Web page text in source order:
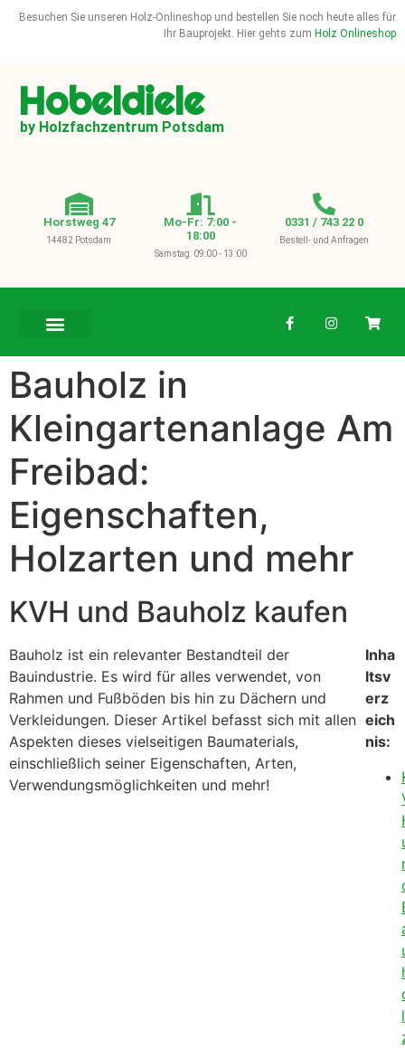
Besuchen Sie unseren Holz-Onlineshop und bestellen Sie noch heute alles für
Ihr Bauprojekt. Hier gehts zum Holz Onlineshop
Hobeldiele
by Holzfachzentrum Potsdam
Horstweg 47
14482 Potsdam
Mo-Fr: 7:00 -
18:00
Samstag: 09:00 - 13:00
0331 / 743 22 0
Bestell- und Anfragen
Bauholz in
Kleingartenanlage Am
Freibad:
Eigenschaften,
Holzarten und mehr
KVH und Bauholz kaufen
Bauholz ist ein relevanter Bestandteil der
Bauindustrie. Es wird für alles verwendet, von
Rahmen und Fußböden bis hin zu Dächern und
Verkleidungen. Dieser Artikel befasst sich mit allen
Aspekten dieses vielseitigen Baumaterials,
einschließlich seiner Eigenschaften, Arten,
Verwendungsmöglichkeiten und mehr!
Inha
ltsv
erz
eich
nis:
l